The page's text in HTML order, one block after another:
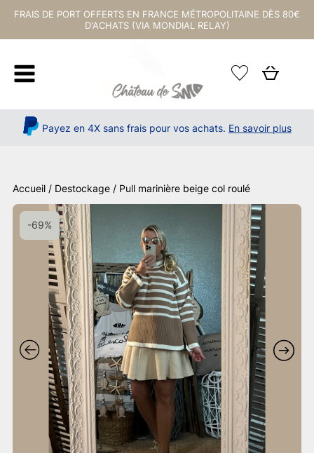
FRAIS DE PORT OFFERTS EN FRANCE MÉTROPOLITAINE DÈS 80€
D'ACHATS (VIA MONDIAL RELAY)
Payez en 4X sans frais pour vos achats. En savoir plus
Accueil / Destockage / Pull marinière beige col roulé
-69%